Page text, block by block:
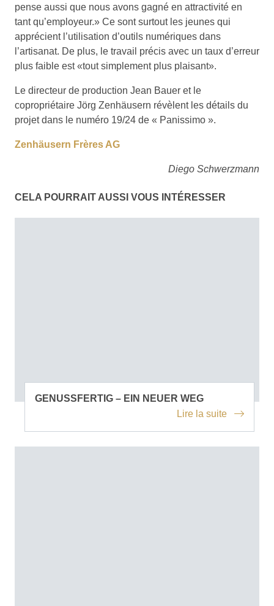
pense aussi que nous avons gagné en attractivité en
tant qu’employeur.» Ce sont surtout les jeunes qui
apprécient l’utilisation d’outils numériques dans
l’artisanat. De plus, le travail précis avec un taux d’erreur
plus faible est «tout simplement plus plaisant».
Le directeur de production Jean Bauer et le
copropriétaire Jörg Zenhäusern révèlent les détails du
projet dans le numéro 19/24 de « Panissimo ».
Zenhäusern Frères AG
Diego Schwerzmann
CELA POURRAIT AUSSI VOUS INTÉRESSER
GENUSSFERTIG – EIN NEUER WEG
Lire la suite